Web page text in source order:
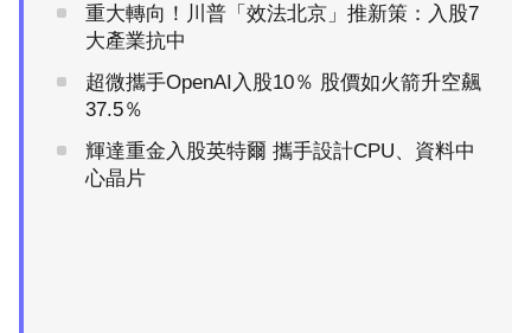
重大轉向！川普「效法北京」推新策：入股7
大產業抗中
超微攜手OpenAI入股10％ 股價如火箭升空飆
37.5％
輝達重金入股英特爾 攜手設計CPU、資料中
心晶片